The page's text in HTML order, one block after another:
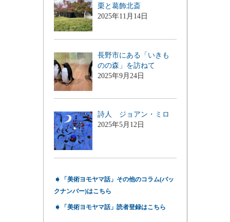
栗と葛飾北斎
2025年11月14日
長野市にある「いきも
のの森」を訪ねて
2025年9月24日
詩人 ジョアン・ミロ
2025年5月12日
➧
「美術ヨモヤマ話」その他のコラム(バッ
クナンバー)はこちら
➧ 「美術ヨモヤマ話」読者登録はこちら